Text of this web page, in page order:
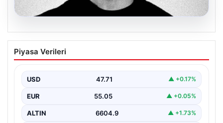
Klibinde silah kullanan rapçi Yuşa
Keskin ile 3 şüpheli adli kontrol ile
Piyasa Verileri
USD 47.71 ▲ +0.17%
EUR 55.05 ▲ +0.05%
ALTIN 6604.9 ▲ +1.73%